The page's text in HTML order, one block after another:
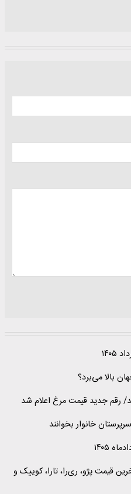
رقم جدید قیمت مرغ اعلام شد
خانوار بخوانند
قیمت پژو، ری‌را، تارا، کوییک و